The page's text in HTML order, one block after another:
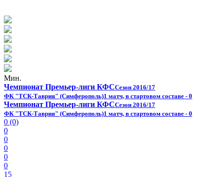
Мин.
Чемпионат Премьер-лиги КФССезон 2016/17
ФК "ТСК-Таврия" (Симферополь)1 матч, в стартовом составе - 0
Чемпионат Премьер-лиги КФССезон 2016/17
ФК "ТСК-Таврия" (Симферополь)1 матч, в стартовом составе - 0
0 (0)
0
0
0
0
0
15